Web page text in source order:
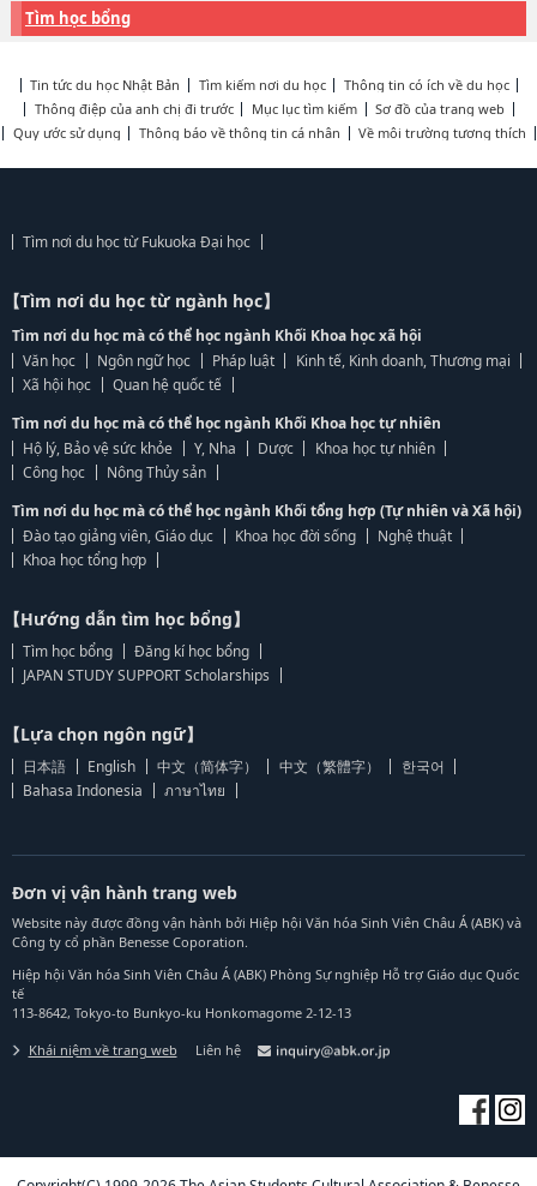
Tìm học bổng
Tin tức du học Nhật Bản Tìm kiếm nơi du học
Thông tin có ích về du học
Thông điệp của anh chị đi trước
Mục lục tìm kiếm
Sơ đồ của trang web
Quy ước sử dụng
Thông báo về thông tin cá nhân Về môi trường tương thích
Tìm nơi du học từ Fukuoka Đại học
【Tìm nơi du học từ ngành học】
Tìm nơi du học mà có thể học ngành Khối Khoa học xã hội
Văn học
Ngôn ngữ học Pháp luật
Kinh tế, Kinh doanh, Thương mại
Xã hội học
Quan hệ quốc tế
Tìm nơi du học mà có thể học ngành Khối Khoa học tự nhiên
Hộ lý, Bảo vệ sức khỏe
Y, Nha Dược
Khoa học tự nhiên
Công học
Nông Thủy sản
Tìm nơi du học mà có thể học ngành Khối tổng hợp (Tự nhiên và Xã hội)
Đào tạo giảng viên, Giáo dục
Khoa học đời sống
Nghệ thuật
Khoa học tổng hợp
【Hướng dẫn tìm học bổng】
Tìm học bổng
Đăng kí học bổng
JAPAN STUDY SUPPORT Scholarships
【Lựa chọn ngôn ngữ】
日本語 English 中文（简体字） 中文（繁體字）
한국어
Bahasa Indonesia
ภาษาไทย
Đơn vị vận hành trang web
Website này được đồng vận hành bởi Hiệp hội Văn hóa Sinh Viên Châu Á (ABK) và
Công ty cổ phần Benesse Coporation.
Hiệp hội Văn hóa Sinh Viên Châu Á (ABK) Phòng Sự nghiệp Hỗ trợ Giáo dục Quốc
tế
113-8642, Tokyo-to Bunkyo-ku Honkomagome 2-12-13
Khái niệm về trang web Liên hệ